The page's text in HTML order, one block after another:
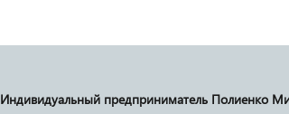
Индивидуальный предприниматель Полиенко